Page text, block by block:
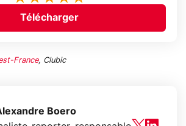
Télécharger
France, Clubic
Boero